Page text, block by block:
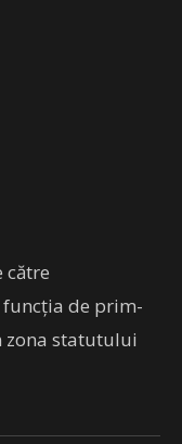
către
de prim-
zona statutului